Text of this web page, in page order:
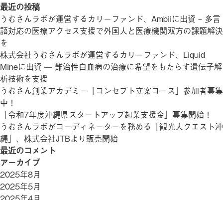
最近の投稿
うむさんラボが運営するカリーファンド、Ambiiに出資 – 多言
語対応の医療アクセス支援で外国人と医療機関双方の課題解決
を
株式会社うむさんラボが運営するカリーファンド、Liquid
Mineに出資 — 難治性白血病の治療に希望をもたらす遺伝子解
析技術を支援
うむさん創業アカデミー「コンセプト立案コース」参加者募集
中！
「令和7年度沖縄県スタートアップ起業支援金」募集開始！
うむさんラボがコーディネーターを務める「観光人クエスト沖
縄」、株式会社JTBより販売開始
最近のコメント
アーカイブ
2025年8月
2025年5月